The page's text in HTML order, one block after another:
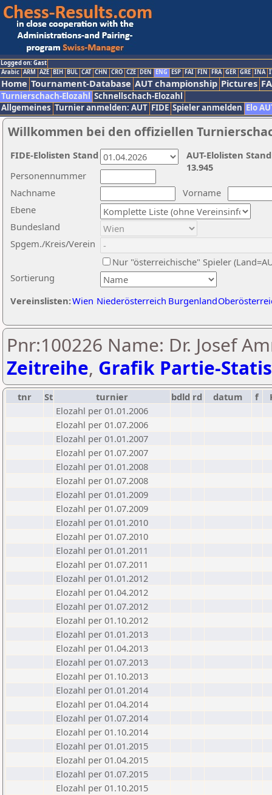
Logged on: Gast
Arabic ARM AZE BIH BUL CAT CHN CRO CZE DEN ENG ESP FAI FIN FRA GER GRE INA
Home Tournament-Database AUT championship Pictures
Turnierschach-Elozahl Schnellschach-Elozahl
Allgemeines Turnier anmelden: AUT FIDE Spieler anmelden Elo
Willkommen bei den offiziellen
Nachname
Vorname
Ebene
Sortierung
Personennummer
Bundesland
Spgem./Kreis/Verein
Nur "österreichische" Spieler
Vereinslisten:Wien Niederösterreich Burgenland
AUT-Elolisten
13.945
FIDE-Elolisten Stand
Pnr:100226 Name: Dr. Josef
Zeitreihe, Grafik Partie-
tnr St turnier bdld rd datum f
Elozahl per 01.01.2006
Elozahl per 01.07.2006
Elozahl per 01.01.2007
Elozahl per 01.07.2007
Elozahl per 01.01.2008
Elozahl per 01.07.2008
Elozahl per 01.01.2009
Elozahl per 01.07.2009
Elozahl per 01.01.2010
Elozahl per 01.07.2010
Elozahl per 01.01.2011
Elozahl per 01.07.2011
Elozahl per 01.01.2012
Elozahl per 01.04.2012
Elozahl per 01.07.2012
Elozahl per 01.10.2012
Elozahl per 01.01.2013
Elozahl per 01.04.2013
Elozahl per 01.07.2013
Elozahl per 01.10.2013
Elozahl per 01.01.2014
Elozahl per 01.04.2014
Elozahl per 01.07.2014
Elozahl per 01.10.2014
Elozahl per 01.01.2015
Elozahl per 01.04.2015
Elozahl per 01.07.2015
Elozahl per 01.10.2015